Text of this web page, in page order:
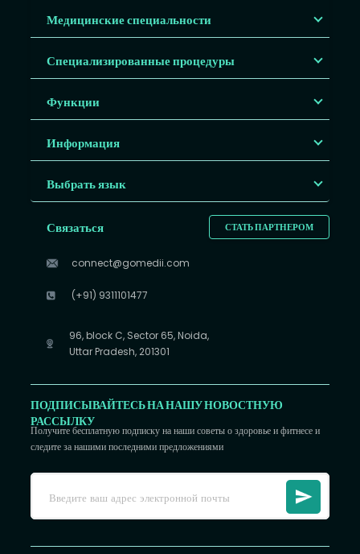
Медицинские специальности
Специализированные процедуры
Функции
Информация
Выбрать язык
СТАТЬ ПАРТНЕРОМ
Связаться
connect@gomedii.com
(+91) 9311101477
96, block C, Sector 65, Noida,
Uttar Pradesh, 201301
ПОДПИСЫВАЙТЕСЬ НА НАШУ НОВОСТНУЮ
РАССЫЛКУ
Получите бесплатную подписку на наши советы о здоровье и фитнесе и
следите за нашими последними предложениями